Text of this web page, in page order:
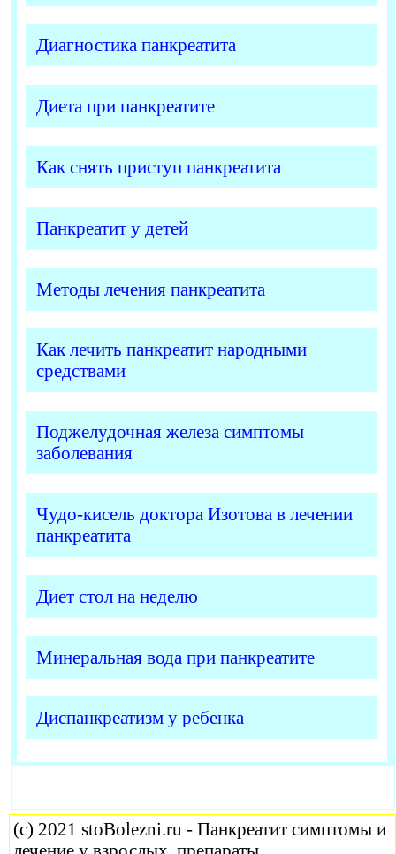
Диагностика панкреатита
Диета при панкреатите
Как снять приступ панкреатита
Панкреатит у детей
Методы лечения панкреатита
Как лечить панкреатит народными
средствами
Поджелудочная железа симптомы
заболевания
Чудо-кисель доктора Изотова в лечении
панкреатита
Диет стол на неделю
Минеральная вода при панкреатите
Диспанкреатизм у ребенка
(c) 2021 stoBolezni.ru - Панкреатит симптомы и